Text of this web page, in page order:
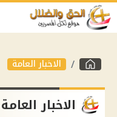
الاخبار العامة
الاخبار العامة